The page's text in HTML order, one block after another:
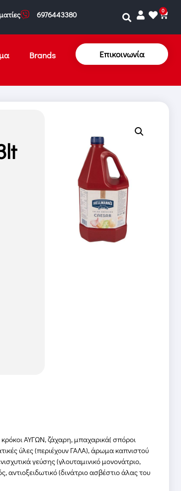
6976443380 0
Brands Επικοινωνία
κρόκοι ΑΥΓΩΝ, ζάχαρη, μπαχαρικά( σπόροι
ύλες (περιέχουν ΓΑΛΑ), άρωμα καπνιστού
γεύσης (γλουταμινικό μονονάτριο,
αντιοξειδωτικό (δινάτριο ασβέστιο άλας του